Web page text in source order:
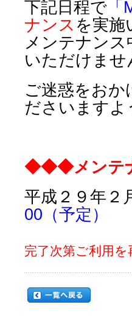
下記日程で
ナンス を実施
メンテナンス
いただけませ
ご迷惑をお
ださいますよ
◆◆◆メンテ
平成２９年２
00（予定）
完了次第ご利用を